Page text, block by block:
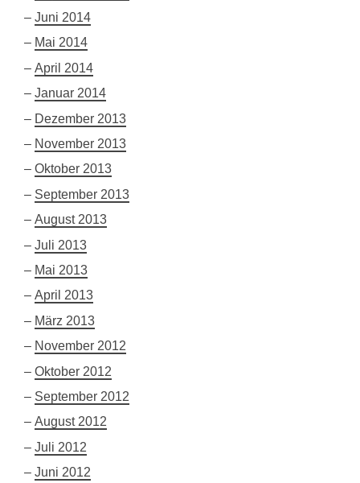
Juni 2014
Mai 2014
April 2014
Januar 2014
Dezember 2013
November 2013
Oktober 2013
September 2013
August 2013
Juli 2013
Mai 2013
April 2013
März 2013
November 2012
Oktober 2012
September 2012
August 2012
Juli 2012
Juni 2012